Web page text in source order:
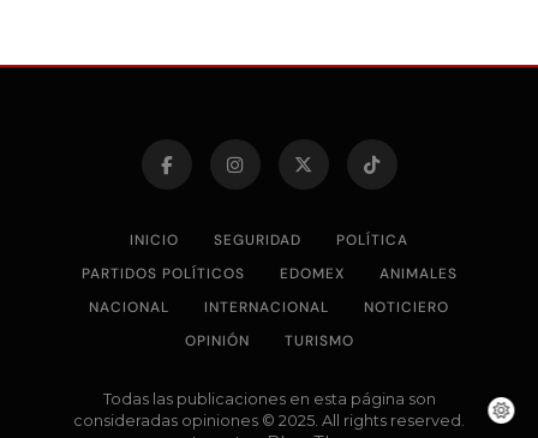
INICIO SEGURIDAD
POLÍTICA
PARTIDOS POLÍTICOS
EDOMEX
ANIMALES
NACIONAL
INTERNACIONAL
NOTICIERO
OPINIÓN
TURISMO
Todas las publicaciones en esta página son
consideradas opiniones © 2025. All rights reserved.